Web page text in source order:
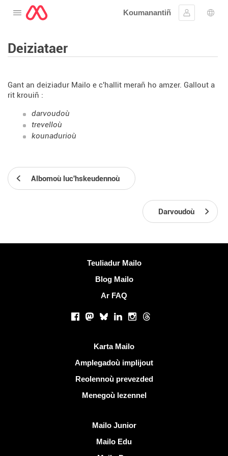
Digeriñ al lañser
Koumanantiñ
Kevreañ
Deiziataer
Gant an deiziadur Mailo e c'hallit merañ ho amzer. Gallout a
rit krouiñ :
darvoudoù
trevelloù
kounadurioù
Albomoù luc'hskeudennoù
Darvoudoù
Teuliadur Mailo
Blog Mailo
Ar FAQ
Facebook
Mastodon
BlueskyLinkedInInstagram
Threads
Karta Mailo
Amplegadoù implijout
Reolennoù prevezded
Menegoù lezennel
Mailo Junior
Mailo Edu